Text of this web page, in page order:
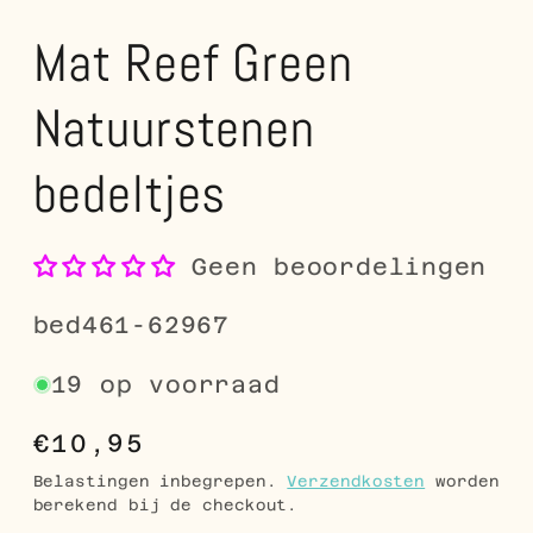
Mat Reef Green
Natuurstenen
bedeltjes
Geen beoordelingen
SKU:
bed461-62967
19 op voorraad
Normale
prijs
€10,95
Belastingen inbegrepen.Verzendkosten worden
berekend bij de checkout.